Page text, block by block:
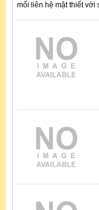
mối liên hệ mật thiết với